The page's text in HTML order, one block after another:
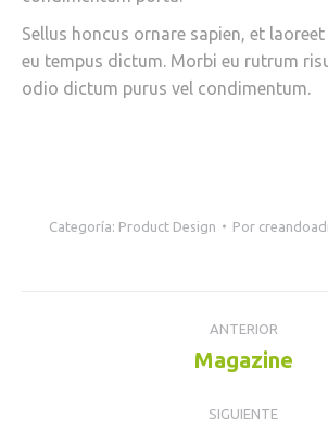
Sellus honcus ornare sapien, et
eu tempus dictum. Morbi eu rutrum
odio dictum purus vel condimentum.
Categoría: Product Design Por
NavegaciónANTERIOR
Proyecto
Magazine
SIGUIENTE